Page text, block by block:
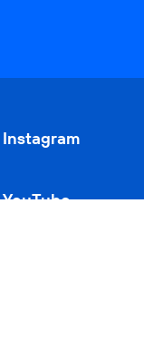
Instagram
YouTube